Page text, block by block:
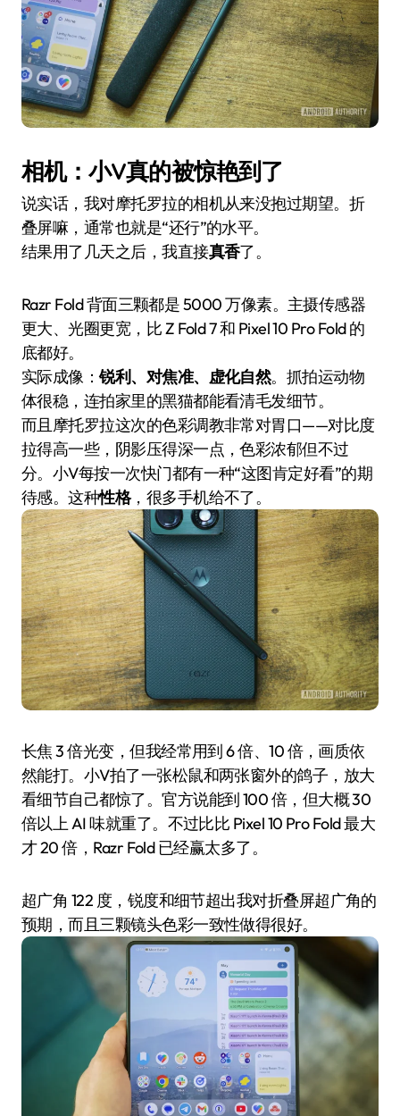
相机：小V真的被惊艳到了
说实话，我对摩托罗拉的相机从来没抱过期望。折
叠屏嘛，通常也就是“还行”的水平。
结果用了几天之后，我直接真香了。
Razr Fold 背面三颗都是 5000 万像素。主摄传感器
更大、光圈更宽，比 Z Fold 7 和 Pixel 10 Pro Fold 的
底都好。
实际成像：锐利、对焦准、虚化自然。抓拍运动物
体很稳，连拍家里的黑猫都能看清毛发细节。
而且摩托罗拉这次的色彩调教非常对胃口——对比度
拉得高一些，阴影压得深一点，色彩浓郁但不过
分。小V每按一次快门都有一种“这图肯定好看”的期
待感。这种性格，很多手机给不了。
长焦 3 倍光变，但我经常用到 6 倍、10 倍，画质依
然能打。小V拍了一张松鼠和两张窗外的鸽子，放大
看细节自己都惊了。官方说能到 100 倍，但大概 30
倍以上 AI 味就重了。不过比比 Pixel 10 Pro Fold 最大
才 20 倍，Razr Fold 已经赢太多了。
超广角 122 度，锐度和细节超出我对折叠屏超广角的
预期，而且三颗镜头色彩一致性做得很好。